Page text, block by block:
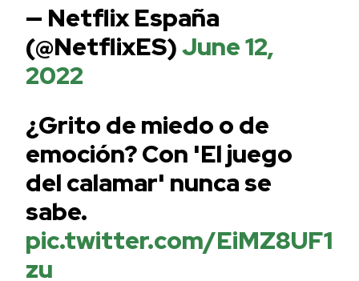
— Netflix España
(@NetflixES)June 12,
2022
¿Grito de miedo o de
emoción? Con 'El juego
del calamar' nunca se
sabe.
pic.twitter.com/EiMZ8UF1
zu